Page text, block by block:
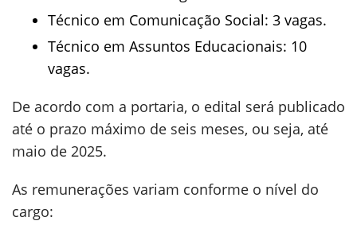
Técnico em Comunicação Social: 3 vagas.
Técnico em Assuntos Educacionais: 10
vagas.
De acordo com a portaria, o edital será publicado
até o prazo máximo de seis meses, ou seja, até
maio de 2025.
As remunerações variam conforme o nível do
cargo: